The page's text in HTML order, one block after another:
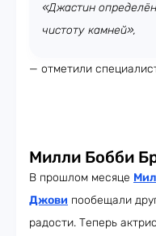
«Джастин
чистоту камней»,
— отметили
Милли Бобби
В прошлом месяце
Джови пообещали
радости. Теперь